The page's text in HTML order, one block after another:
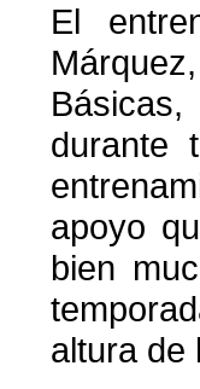
El
durante
apoyo
bien
altura de